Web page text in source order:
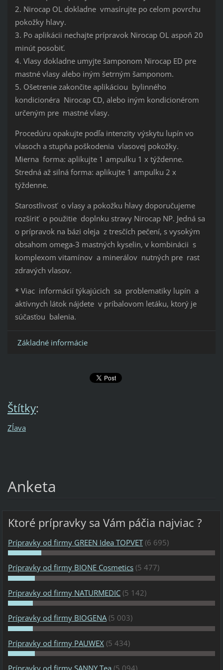
2. Nirocap OL dokladne vmasírujte po celom povrchu
pokožky hlavy.
3. Po aplikácii nechajte prípravok Nirocap OL aspoň 20
minút posobiť.
4. Vlasy dokladne umyjte šamponom Nirocap ED pre
mastné vlasy alebo iným šetrným šamponom.
5. Ošetrenie zakončite aplikáciou bylinného
kondicionéra Nirocap CD, alebo iným kondicionérom
určeným pre mastné vlasy.
Procedúru opakujte podľa intenzity výskytu lupín vo
vlasoch a stupňa poškodenia vlasovej pokožky.
Mierna forma: aplikujte 1 ampulku 1 x týždenne.
Stredná až silná forma: aplikujte 1 ampulku 2 x
týždenne.
Starostlivosť o vlasy a pokožku hlavy doporučujeme
rozšíriť o použitie doplnku stravy Nirocap NP. Jedná sa
o prípravok na bázi oleja z tresčích pečení, s vysokým
obsahom omega-3 mastných kyselin, v kombinácii s
komplexom vitamínov a minerálov nutných pre rast
zdravých vlasov.
* Viac informácií týkajúcich sa problematiky lupín a
aktívnych látok nájdete v príbalovom letáku, ktorý je
súčasťou balenia.
Základné informácie
Štítky:
Zĺava
Anketa
Ktoré prípravky sa Vám páčia najviac ?
Prípravky od firmy GREEN Idea TOPVET (6 695)
Prípravky od firmy BIONE Cosmetics (5 477)
Prípravky od firmy NATURMEDIC (5 142)
Prípravky od firmy BIOGENA (5 003)
Prípravky od firmy PAUWEX (5 434)